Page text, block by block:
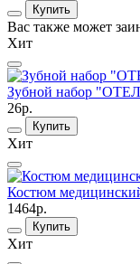
Купить
Вас также может
Хит
Зубной набор
26р.
Купить
Хит
Костюм
1464р.
Купить
Хит